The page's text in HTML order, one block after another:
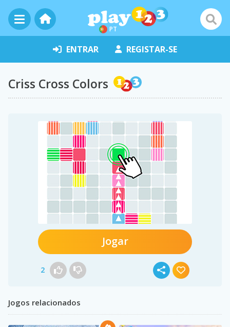
PT
ENTRAR REGISTAR-SE
Criss Cross Colors
Jogar
2
Jogos relacionados